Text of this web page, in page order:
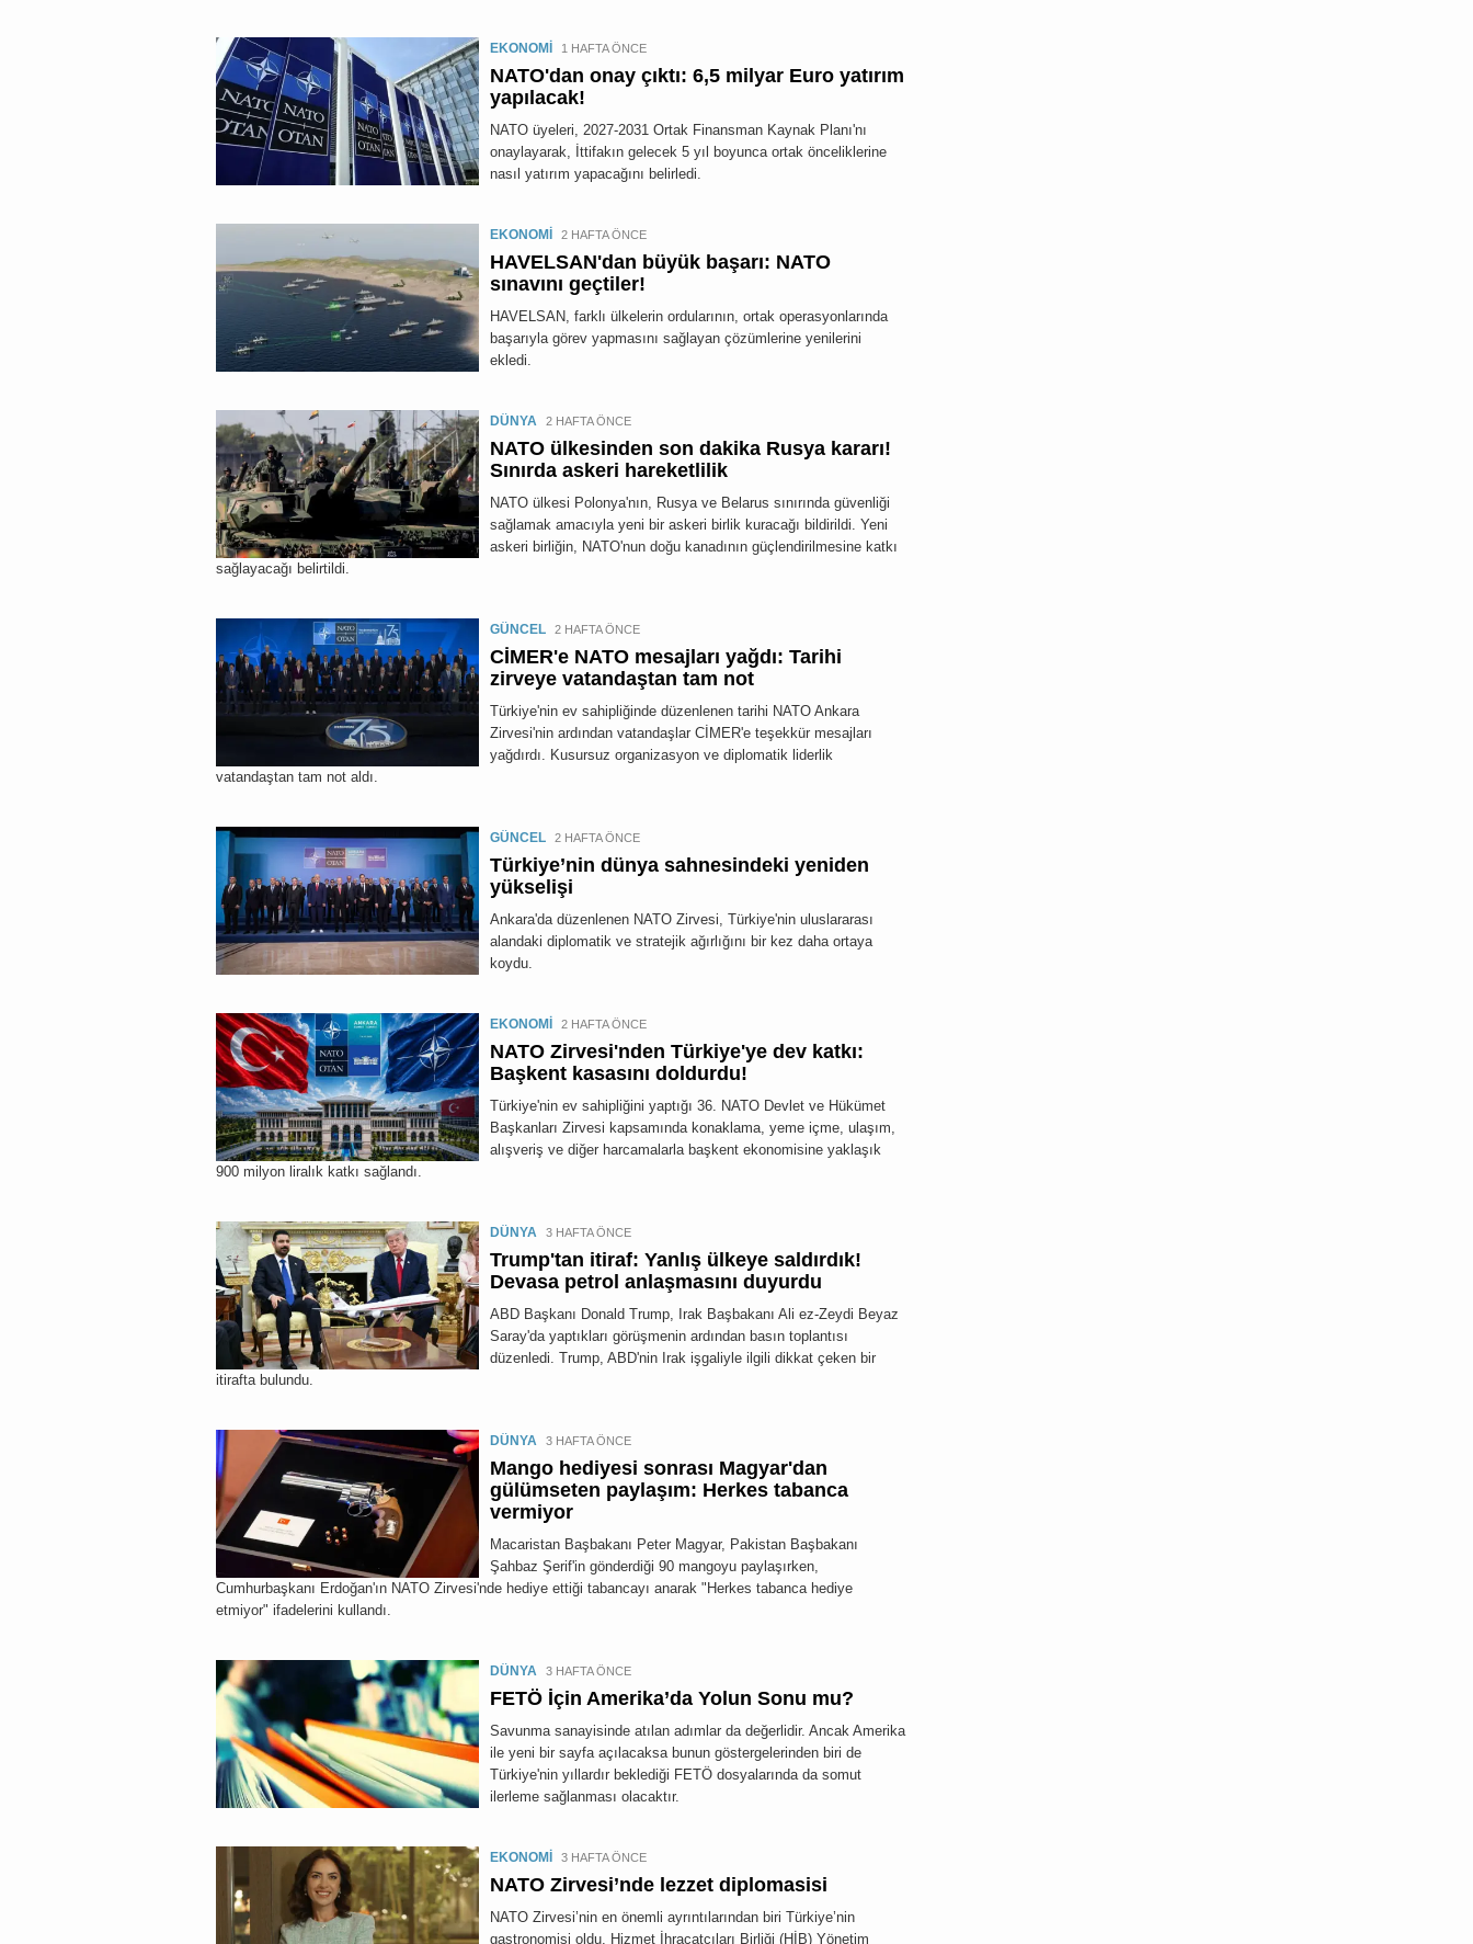
EKONOMİ 1 HAFTA ÖNCE
NATO'dan onay çıktı: 6,5 milyar Euro yatırım
yapılacak!
NATO üyeleri, 2027-2031 Ortak Finansman Kaynak Planı'nı
onaylayarak, İttifakın gelecek 5 yıl boyunca ortak önceliklerine
nasıl yatırım yapacağını belirledi.
EKONOMİ 2 HAFTA ÖNCE
HAVELSAN'dan büyük başarı: NATO
sınavını geçtiler!
HAVELSAN, farklı ülkelerin ordularının, ortak operasyonlarında
başarıyla görev yapmasını sağlayan çözümlerine yenilerini
ekledi.
DÜNYA 2 HAFTA ÖNCE
NATO ülkesinden son dakika Rusya kararı!
Sınırda askeri hareketlilik
NATO ülkesi Polonya'nın, Rusya ve Belarus sınırında güvenliği
sağlamak amacıyla yeni bir askeri birlik kuracağı bildirildi. Yeni
askeri birliğin, NATO'nun doğu kanadının güçlendirilmesine katkı
sağlayacağı belirtildi.
GÜNCEL 2 HAFTA ÖNCE
CİMER'e NATO mesajları yağdı: Tarihi
zirveye vatandaştan tam not
Türkiye'nin ev sahipliğinde düzenlenen tarihi NATO Ankara
Zirvesi'nin ardından vatandaşlar CİMER'e teşekkür mesajları
yağdırdı. Kusursuz organizasyon ve diplomatik liderlik
vatandaştan tam not aldı.
GÜNCEL 2 HAFTA ÖNCE
Türkiye’nin dünya sahnesindeki yeniden
yükselişi
Ankara'da düzenlenen NATO Zirvesi, Türkiye'nin uluslararası
alandaki diplomatik ve stratejik ağırlığını bir kez daha ortaya
koydu.
EKONOMİ 2 HAFTA ÖNCE
NATO Zirvesi'nden Türkiye'ye dev katkı:
Başkent kasasını doldurdu!
Türkiye'nin ev sahipliğini yaptığı 36. NATO Devlet ve Hükümet
Başkanları Zirvesi kapsamında konaklama, yeme içme, ulaşım,
alışveriş ve diğer harcamalarla başkent ekonomisine yaklaşık
900 milyon liralık katkı sağlandı.
DÜNYA 3 HAFTA ÖNCE
Trump'tan itiraf: Yanlış ülkeye saldırdık!
Devasa petrol anlaşmasını duyurdu
ABD Başkanı Donald Trump, Irak Başbakanı Ali ez-Zeydi Beyaz
Saray'da yaptıkları görüşmenin ardından basın toplantısı
düzenledi. Trump, ABD'nin Irak işgaliyle ilgili dikkat çeken bir
itirafta bulundu.
DÜNYA 3 HAFTA ÖNCE
Mango hediyesi sonrası Magyar'dan
gülümseten paylaşım: Herkes tabanca
vermiyor
Macaristan Başbakanı Peter Magyar, Pakistan Başbakanı
Şahbaz Şerif'in gönderdiği 90 mangoyu paylaşırken,
Cumhurbaşkanı Erdoğan'ın NATO Zirvesi'nde hediye ettiği tabancayı anarak "Herkes tabanca hediye
etmiyor" ifadelerini kullandı.
DÜNYA 3 HAFTA ÖNCE
FETÖ İçin Amerika’da Yolun Sonu mu?
Savunma sanayisinde atılan adımlar da değerlidir. Ancak Amerika
ile yeni bir sayfa açılacaksa bunun göstergelerinden biri de
Türkiye'nin yıllardır beklediği FETÖ dosyalarında da somut
ilerleme sağlanması olacaktır.
EKONOMİ 3 HAFTA ÖNCE
NATO Zirvesi’nde lezzet diplomasisi
NATO Zirvesi’nin en önemli ayrıntılarından biri Türkiye’nin
gastronomisi oldu. Hizmet İhracatçıları Birliği (HİB) Yönetim